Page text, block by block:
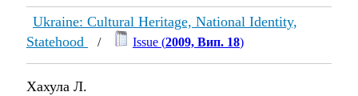
Ukraine: Cultural Heritage, National Identity,
Statehood
/ Issue (2009, Вип. 18)
Хахула Л.